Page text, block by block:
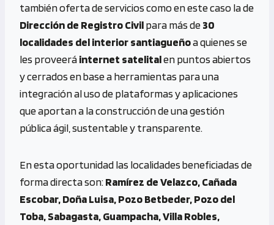
también oferta de servicios como en este caso la de
Dirección de Registro Civilpara más de30
localidades del interior santiagueñoa quienes se
les proveeráinternet satelitalen puntos abiertos
y cerrados en base a herramientas para una
integración al uso de plataformas y aplicaciones
que aportan a la construcción de una gestión
pública ágil, sustentable y transparente.
En esta oportunidad las localidades beneficiadas de
forma directa son:Ramírez de Velazco, Cañada
Escobar, Doña Luisa, Pozo Betbeder, Pozo del
Toba, Sabagasta, Guampacha, Villa Robles,